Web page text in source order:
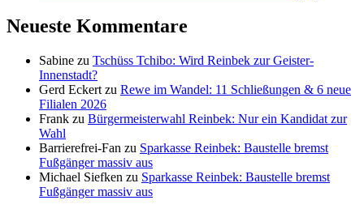
Neueste Kommentare
Sabine zu Tschüss Tchibo: Wird Reinbek zur Geister-
Innenstadt?
Gerd Eckert zu Rewe im Wandel: 11 Schließungen & 6 neue
Filialen 2026
Frank zu Bürgermeisterwahl Reinbek: Nur ein Kandidat zur
Wahl
Barrierefrei-Fan zu Sparkasse Reinbek: Baustelle bremst
Fußgänger massiv aus
Michael Siefken zu Sparkasse Reinbek: Baustelle bremst
Fußgänger massiv aus